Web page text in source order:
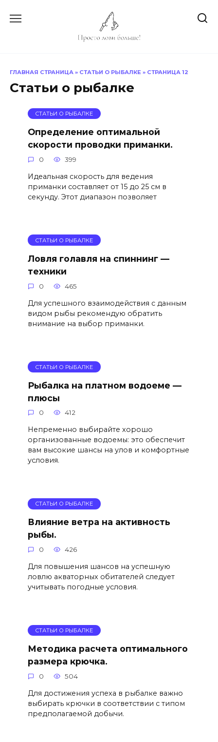
ГЛАВНАЯ СТРАНИЦА » СТАТЬИ О РЫБАЛКЕ » СТРАНИЦА 12
Статьи о рыбалке
СТАТЬИ О РЫБАЛКЕ
Определение оптимальной
скорости проводки приманки.
0 399
Идеальная скорость для ведения
приманки составляет от 15 до 25 см в
секунду. Этот диапазон позволяет
СТАТЬИ О РЫБАЛКЕ
Ловля голавля на спиннинг —
техники
0 465
Для успешного взаимодействия с данным
видом рыбы рекомендую обратить
внимание на выбор приманки.
СТАТЬИ О РЫБАЛКЕ
Рыбалка на платном водоеме —
плюсы
0 412
Непременно выбирайте хорошо
организованные водоемы: это обеспечит
вам высокие шансы на улов и комфортные
условия.
СТАТЬИ О РЫБАЛКЕ
Влияние ветра на активность
рыбы.
0 426
Для повышения шансов на успешную
ловлю акваторных обитателей следует
учитывать погодные условия.
СТАТЬИ О РЫБАЛКЕ
Методика расчета оптимального
размера крючка.
0 504
Для достижения успеха в рыбалке важно
выбирать крючки в соответствии с типом
предполагаемой добычи.